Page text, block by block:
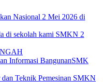
Nasional 2 Mei 2026 di
di sekolah kami SMKN 2
Informasi BangunanSMK
Teknik Pemesinan SMKN